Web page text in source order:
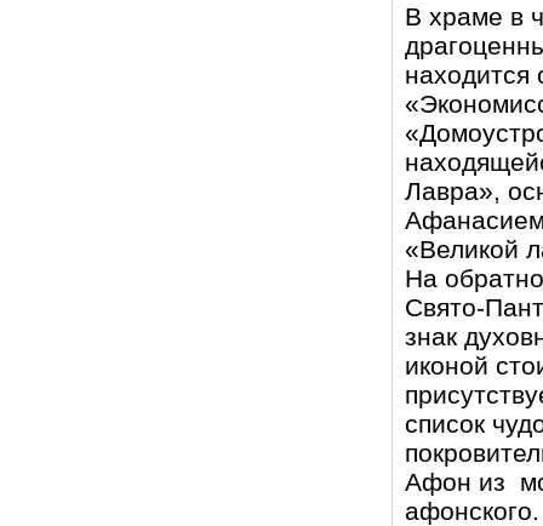
В храме в
Лавра»,
«Великой
На
Свято-
знак
иконой
список
Афон из
афонского.